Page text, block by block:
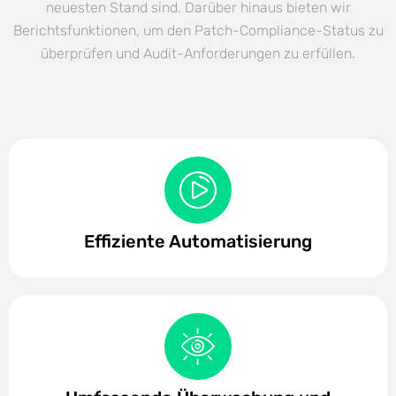
neuesten Stand sind. Darüber hinaus bieten wir
Berichtsfunktionen, um den Patch-Compliance-Status zu
überprüfen und Audit-Anforderungen zu erfüllen.
Effiziente Automatisierung